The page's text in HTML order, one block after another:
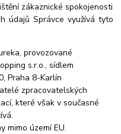
zákaznické spokojenosti
údajů Správce využívá tyto
provozované
s.r.o., sídlem
Praha 8-Karlín
zpracovatelských
které však v současné
mimo území EU.